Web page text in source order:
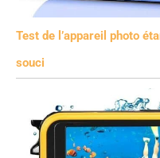
Test de l’appareil photo
souci